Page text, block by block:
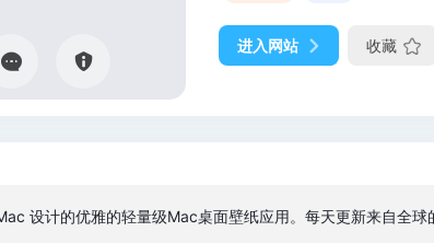
进入网站 收藏
设计的优雅的轻量级Mac桌面壁纸应用。每天更新来自全